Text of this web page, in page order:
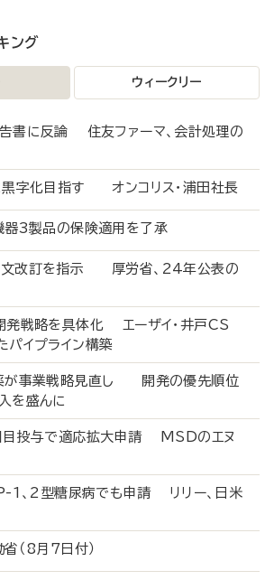
ング
ウィークリー
書に反論 住友ファーマ、会計処理の
字化目指す オンコリス・浦田社長
機器3製品の保険適用を了承
文改訂を指示 厚労省、24年公表の
発戦略を具体化 エーザイ・井戸CS
パイプライン構築
薬が事業戦略見直し 開発の優先順位
を盛んに
目投与で適応拡大申請 MSDのエヌ
1、2型糖尿病でも申請 リリー、日米
働省（8月7日付）